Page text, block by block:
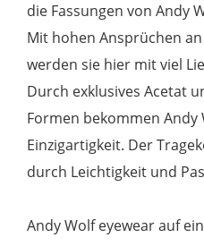
die Fassungen von Andy
Mit hohen Ansprüchen
werden sie hier mit viel
Durch exklusives Acetat
Formen bekommen
Einzigartigkeit. Der
durch Leichtigkeit und
Andy Wolf eyewear auf